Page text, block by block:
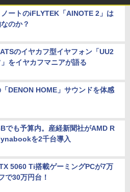
ートのiFLYTEK「AINOTE 2」は
のか？
のイヤカフ型イヤフォン「UU2
をイヤカフマニアが語る
DENON HOME」サウンドを体感
でも予算内。産経新聞社がAMD R
を2千台導入
5060 Ti搭載ゲーミングPCが7万
で30万円台！